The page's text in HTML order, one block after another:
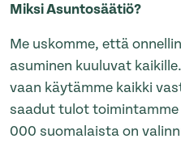
Miksi Asuntosäätiö?
Me uskomme, että
asuminen kuuluvat
vaan käytämme kaikki
saadut tulot toimintamme
000 suomalaista on